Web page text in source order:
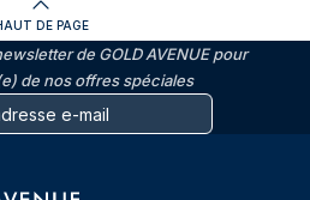
DE PAGE
de GOLD AVENUE pour
de nos offres spéciales